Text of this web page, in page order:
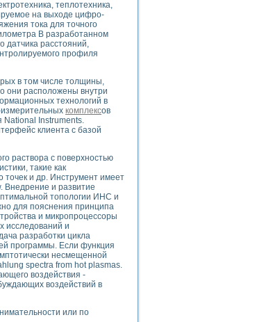
электрооборудованием на электроподвижном составе
силовых полупроводниковых приборов
INSTRUMENTS
теплотехника,
на выходе цифро-
тока для точного
В разработанном
расстояний,
профиля
в том числе толщины,
они расположены внутри
технологий в
комплексов
National Instruments.
клиента с базой
раствора с поверхностью
такие как
точек и др. Инструмент имеет
Внедрение и развитие
топологии ИНС и
для пояснения принципа
и микропроцессоры
исследований и
разработки цикла
программы. Если функция
несмещенной
spectra from hot plasmas.
воздействия -
воздействий в
или по